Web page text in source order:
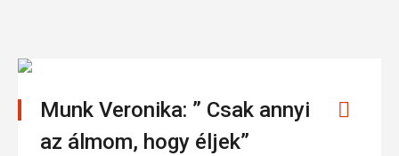
Munk Veronika: ” Csak annyi
az álmom, hogy éljek”